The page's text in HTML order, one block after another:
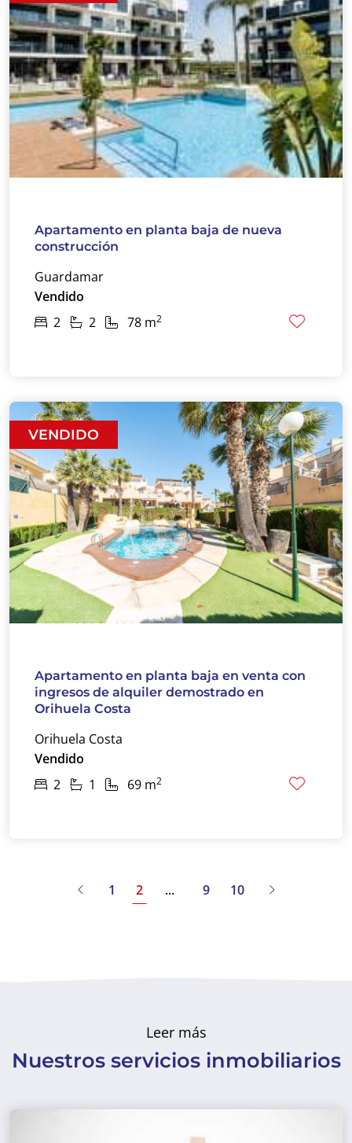
Apartamento en planta baja de nueva
construcción
Guardamar
Vendido
2
2 78 m2
VENDIDO
Apartamento en planta baja en venta con
ingresos de alquiler demostrado en
Orihuela Costa
Orihuela Costa
Vendido
2
1 69 m2
1 2 9 10
Leer más
Nuestros servicios inmobiliarios